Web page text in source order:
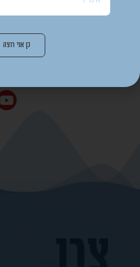
הדשא של השכן ירוק יותר
כן אני רוצה